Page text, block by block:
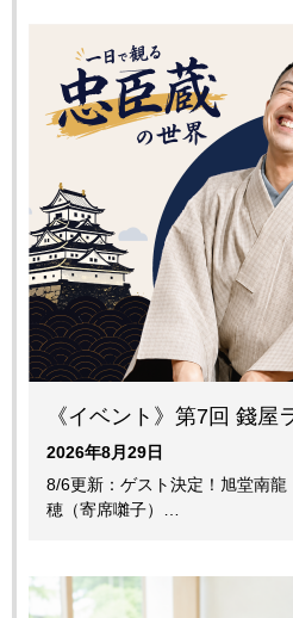
《イベント》第7回 錢屋
2026年8月29日
8/6更新：ゲスト決定！旭堂南
穂（寄席囃子）…